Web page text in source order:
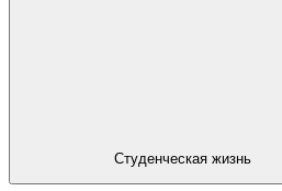
Студенческая жизнь